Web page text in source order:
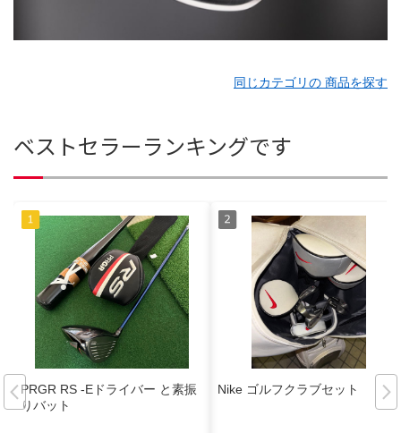
同じカテゴリの 商品を探す
ベストセラーランキングです
PRGR RS -Eドライバー と素振
りバット
Nike ゴルフクラブセット